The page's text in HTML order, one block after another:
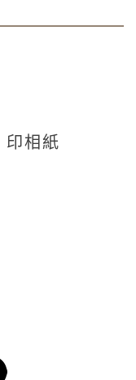
相紙